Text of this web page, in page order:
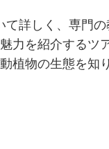
詳しく、専門
力を紹介するツ
植物の生態を